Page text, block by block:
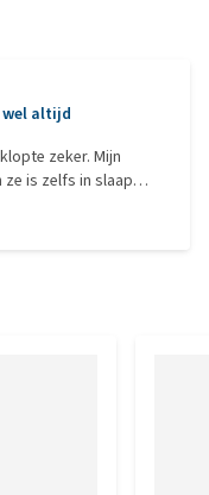
altijd
zeker. Mijn
is zelfs in slaap
dus altijd als ze